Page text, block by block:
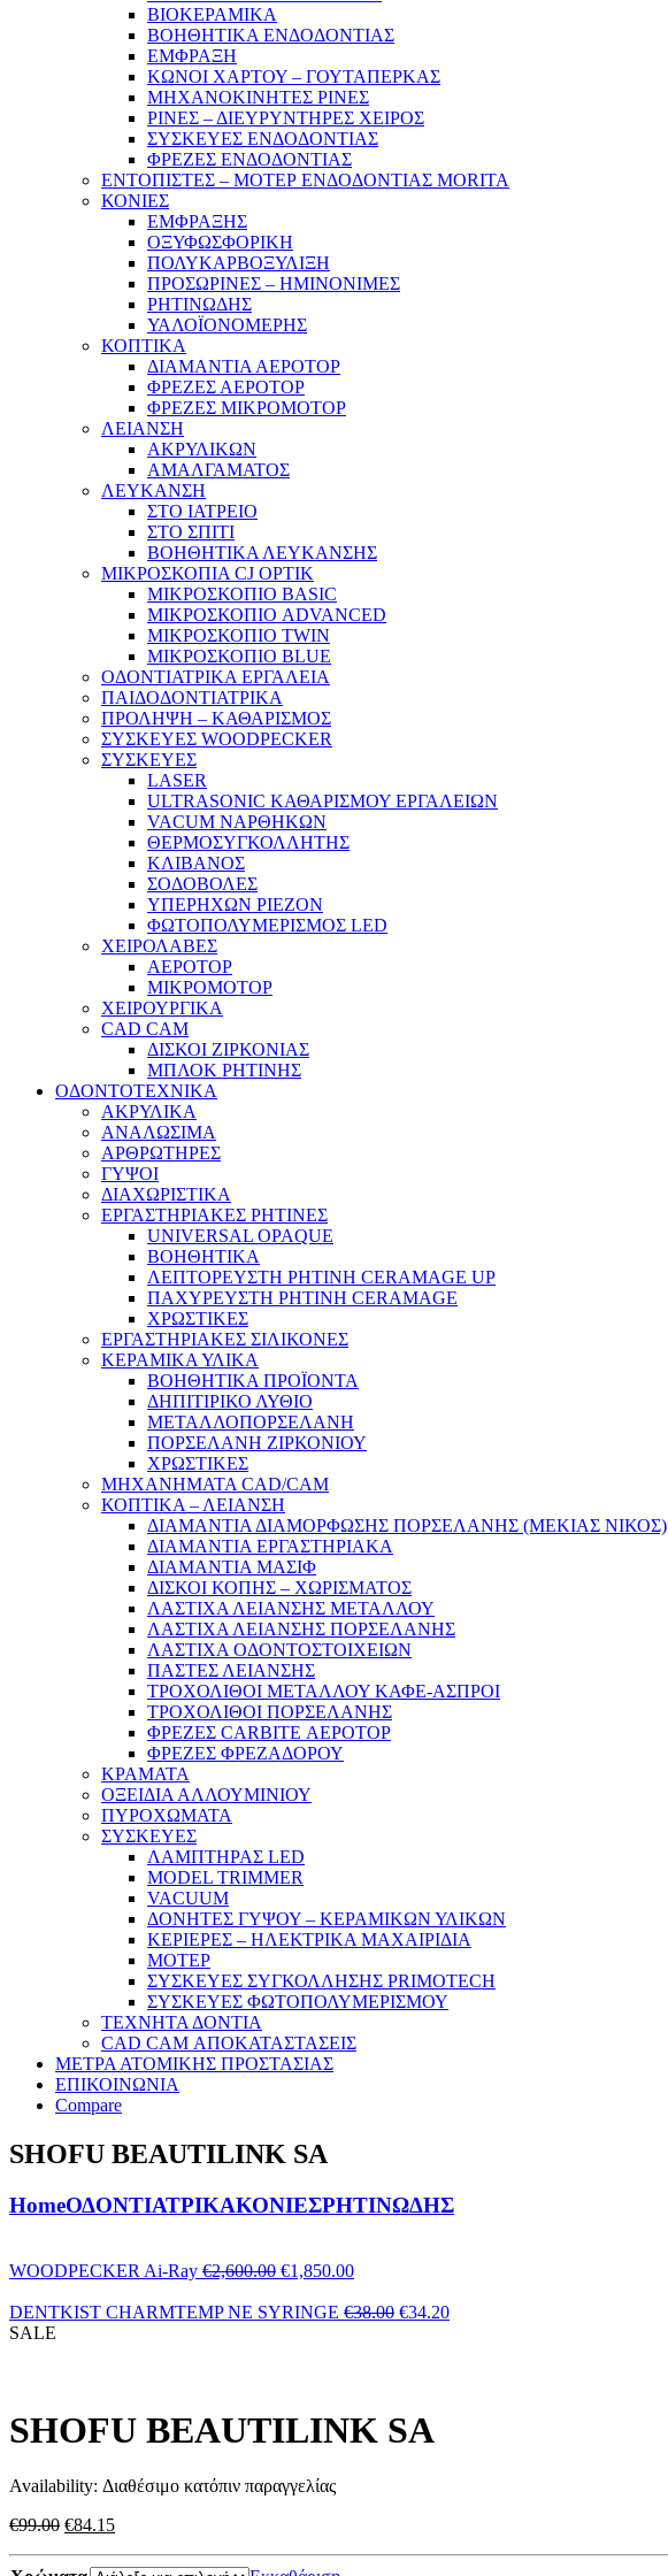
ΒΙΟΚΕΡΑΜΙΚΑ
ΒΟΗΘΗΤΙΚΑ ΕΝΔΟΔΟΝΤΙΑΣ
ΕΜΦΡΑΞΗ
ΚΩΝΟΙ ΧΑΡΤΟΥ – ΓΟΥΤΑΠΕΡΚΑΣ
ΜΗΧΑΝΟΚΙΝΗΤΕΣ ΡΙΝΕΣ
ΡΙΝΕΣ – ΔΙΕΥΡΥΝΤΗΡΕΣ ΧΕΙΡΟΣ
ΣΥΣΚΕΥΕΣ ΕΝΔΟΔΟΝΤΙΑΣ
ΦΡΕΖΕΣ ΕΝΔΟΔΟΝΤΙΑΣ
ΕΝΤΟΠΙΣΤΕΣ – ΜΟΤΕΡ ΕΝΔΟΔΟΝΤΙΑΣ MORITA
ΚΟΝΙΕΣ
ΕΜΦΡΑΞΗΣ
ΟΞΥΦΩΣΦΟΡΙΚΗ
ΠΟΛΥΚΑΡΒΟΞΥΛΙΞΗ
ΠΡΟΣΩΡΙΝΕΣ – ΗΜΙΝΟΝΙΜΕΣ
ΡΗΤΙΝΩΔΗΣ
ΥΑΛΟΪΟΝΟΜΕΡΗΣ
ΚΟΠΤΙΚΑ
ΔΙΑΜΑΝΤΙΑ ΑΕΡΟΤΟΡ
ΦΡΕΖΕΣ ΑΕΡΟΤΟΡ
ΦΡΕΖΕΣ ΜΙΚΡΟΜΟΤΟΡ
ΛΕΙΑΝΣΗ
ΑΚΡΥΛΙΚΩΝ
ΑΜΑΛΓΑΜΑΤΟΣ
ΛΕΥΚΑΝΣΗ
ΣΤΟ ΙΑΤΡΕΙΟ
ΣΤΟ ΣΠΙΤΙ
ΒΟΗΘΗΤΙΚΑ ΛΕΥΚΑΝΣΗΣ
ΜΙΚΡΟΣΚΟΠΙΑ CJ OPTIK
ΜΙΚΡΟΣΚΟΠΙΟ BASIC
ΜΙΚΡΟΣΚΟΠΙΟ ADVANCED
ΜΙΚΡΟΣΚΟΠΙΟ TWIN
ΜΙΚΡΟΣΚΟΠΙΟ BLUE
ΟΔΟΝΤΙΑΤΡΙΚΑ ΕΡΓΑΛΕΙΑ
ΠΑΙΔΟΔΟΝΤΙΑΤΡΙΚΑ
ΠΡΟΛΗΨΗ – ΚΑΘΑΡΙΣΜΟΣ
ΣΥΣΚΕΥΕΣ WOODPECKER
ΣΥΣΚΕΥΕΣ
LASER
ULTRASONIC ΚΑΘΑΡΙΣΜΟΥ ΕΡΓΑΛΕΙΩΝ
VACUM ΝΑΡΘΗΚΩΝ
ΘΕΡΜΟΣΥΓΚΟΛΛΗΤΗΣ
ΚΛΙΒΑΝΟΣ
ΣΟΔΟΒΟΛΕΣ
ΥΠΕΡΗΧΩΝ PIEZON
ΦΩΤΟΠΟΛΥΜΕΡΙΣΜΟΣ LED
ΧΕΙΡΟΛΑΒΕΣ
ΑΕΡΟΤΟΡ
ΜΙΚΡΟΜΟΤΟΡ
ΧΕΙΡΟΥΡΓΙΚΑ
CAD CAM
ΔΙΣΚΟΙ ΖΙΡΚΟΝΙΑΣ
ΜΠΛΟΚ ΡΗΤΙΝΗΣ
ΟΔΟΝΤΟΤΕΧΝΙΚΑ
ΑΚΡΥΛΙΚΑ
ΑΝΑΛΩΣΙΜΑ
ΑΡΘΡΩΤΗΡΕΣ
ΓΥΨΟΙ
ΔΙΑΧΩΡΙΣΤΙΚΑ
ΕΡΓΑΣΤΗΡΙΑΚΕΣ ΡΗΤΙΝΕΣ
UNIVERSAL OPAQUE
ΒΟΗΘΗΤΙΚΑ
ΛΕΠΤΟΡΕΥΣΤΗ ΡΗΤΙΝΗ CERAMAGE UP
ΠΑΧΥΡΕΥΣΤΗ ΡΗΤΙΝΗ CERAMAGE
ΧΡΩΣΤΙΚΕΣ
ΕΡΓΑΣΤΗΡΙΑΚΕΣ ΣΙΛΙΚΟΝΕΣ
ΚΕΡΑΜΙΚΑ ΥΛΙΚΑ
ΒΟΗΘΗΤΙΚΑ ΠΡΟΪΟΝΤΑ
ΔΗΠΙΤΙΡΙΚΟ ΛΥΘΙΟ
ΜΕΤΑΛΛΟΠΟΡΣΕΛΑΝΗ
ΠΟΡΣΕΛΑΝΗ ΖΙΡΚΟΝΙΟΥ
ΧΡΩΣΤΙΚΕΣ
ΜΗΧΑΝΗΜΑΤΑ CAD/CAM
ΚΟΠΤΙΚΑ – ΛΕΙΑΝΣΗ
ΔΙΑΜΑΝΤΙΑ ΔΙΑΜΟΡΦΩΣΗΣ ΠΟΡΣΕΛΑΝΗΣ (ΜΕΚΙΑΣ ΝΙΚΟΣ)
ΔΙΑΜΑΝΤΙΑ ΕΡΓΑΣΤΗΡΙΑΚΑ
ΔΙΑΜΑΝΤΙΑ ΜΑΣΙΦ
ΔΙΣΚΟΙ ΚΟΠΗΣ – ΧΩΡΙΣΜΑΤΟΣ
ΛΑΣΤΙΧΑ ΛΕΙΑΝΣΗΣ ΜΕΤΑΛΛΟΥ
ΛΑΣΤΙΧΑ ΛΕΙΑΝΣΗΣ ΠΟΡΣΕΛΑΝΗΣ
ΛΑΣΤΙΧΑ ΟΔΟΝΤΟΣΤΟΙΧΕΙΩΝ
ΠΑΣΤΕΣ ΛΕΙΑΝΣΗΣ
ΤΡΟΧΟΛΙΘΟΙ ΜΕΤΑΛΛΟΥ ΚΑΦΕ-ΑΣΠΡΟΙ
ΤΡΟΧΟΛΙΘΟΙ ΠΟΡΣΕΛΑΝΗΣ
ΦΡΕΖΕΣ CARBITE ΑΕΡΟΤΟΡ
ΦΡΕΖΕΣ ΦΡΕΖΑΔΟΡΟΥ
ΚΡΑΜΑΤΑ
ΟΞΕΙΔΙΑ ΑΛΛΟΥΜΙΝΙΟΥ
ΠΥΡΟΧΩΜΑΤΑ
ΣΥΣΚΕΥΕΣ
ΛΑΜΠΤΗΡΑΣ LED
MODEL TRIMMER
VACUUM
ΔΟΝΗΤΕΣ ΓΥΨΟΥ – ΚΕΡΑΜΙΚΩΝ ΥΛΙΚΩΝ
ΚΕΡΙΕΡΕΣ – ΗΛΕΚΤΡΙΚΑ ΜΑΧΑΙΡΙΔΙΑ
ΜΟΤΕΡ
ΣΥΣΚΕΥΕΣ ΣΥΓΚΟΛΛΗΣΗΣ PRIMOTECH
ΣΥΣΚΕΥΕΣ ΦΩΤΟΠΟΛΥΜΕΡΙΣΜΟΥ
ΤΕΧΝΗΤΑ ΔΟΝΤΙΑ
CAD CAM ΑΠΟΚΑΤΑΣΤΑΣΕΙΣ
ΜΕΤΡΑ ΑΤΟΜΙΚΗΣ ΠΡΟΣΤΑΣΙΑΣ
ΕΠΙΚΟΙΝΩΝΙΑ
Compare
SHOFU BEAUTILINK SA
HomeΟΔΟΝΤΙΑΤΡΙΚΑΚΟΝΙΕΣΡΗΤΙΝΩΔΗΣ
WOODPECKER Ai-Ray €2,600.00 Original
was:
€1,850.00Η
τιμή
DENTKIST CHARMTEMP NE SYRINGE €38.00 Original
€34.20Η
SALE
SHOFU BEAUTILINK SA
Availability: Διαθέσιμο κατόπιν παραγγελίας
€99.00 Original
was:
€84.15Η
τιμή